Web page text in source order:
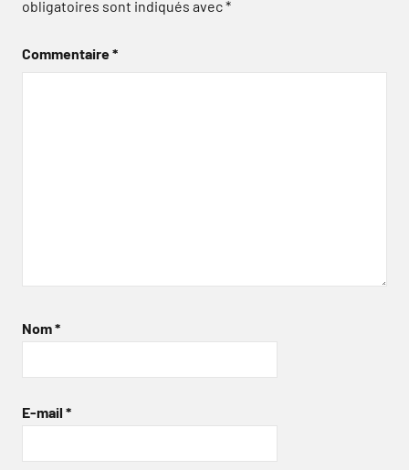
obligatoires sont indiqués avec*
Commentaire*
Nom*
E-mail *